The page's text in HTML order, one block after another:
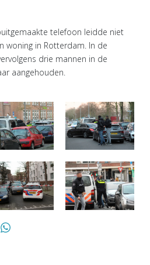
telefoon leidde niet
woning in Rotterdam. In de
drie mannen in de
aangehouden.